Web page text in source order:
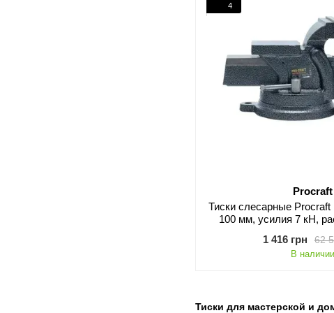
Тиски для мастерской и
4
Procraft
Тиски слесарные
100 мм, усилия 7 кН,
62
1 416 грн
В наличии